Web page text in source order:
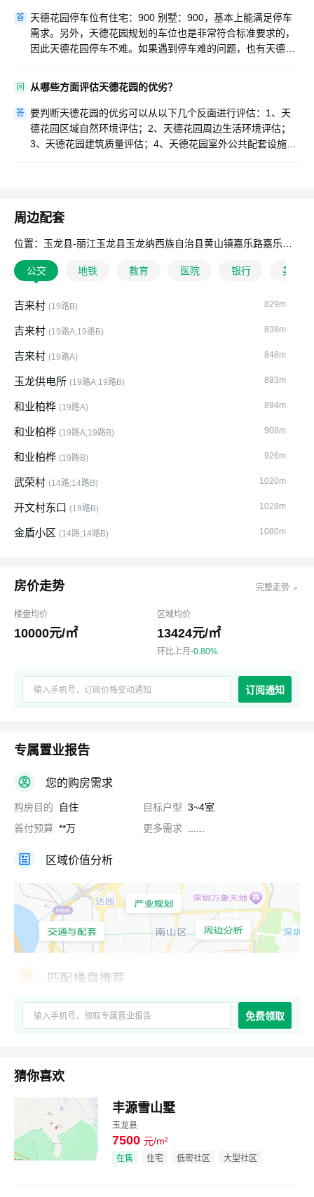
答
天德花园停车位有住宅：900 别墅：900，基本上能满足停车
需求。另外，天德花园规划的车位也是非常符合标准要求的，
因此天德花园停车不难。如果遇到停车难的问题，也有天德花
问 从哪些方面评估天德花园的优劣？
答 要判断天德花园的优劣可以从以下几个反面进行评估：1、天
德花园区域自然环境评估；2、天德花园周边生活环境评估；
3、天德花园建筑质量评估；4、天德花园室外公共配套设施、
周边配套
公交 地铁 教育 医院 银行 美食
吉来村 (19路B) 829m
吉来村 (19路A;19路B) 838m
吉来村 (19路A) 848m
玉龙供电所 (19路A;19路B) 893m
和业柏桦 (19路A) 894m
和业柏桦 (19路A;19路B) 908m
和业柏桦 (19路B) 926m
武荣村 (14路;14路B) 1020m
开文村东口 (19路B) 1028m
金盾小区 (14路;14路B) 1080m
房价走势 完整走势 ﹥
楼盘均价
10000元/㎡
区域均价
13424元/㎡
环比上月 -0.80%
订阅通知
专属置业报告
您的购房需求
购房目的 自住 目标户型 3~4室
首付预算 **万 更多需求
区域价值分析
免费领取
猜你喜欢
效果图
丰源雪山墅
玉龙县
7500 元/m²
在售 住宅 低密社区 大型社区